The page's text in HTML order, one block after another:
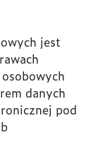
jest
danych
pod